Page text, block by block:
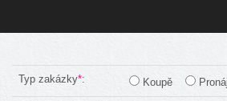
Typ zakázky*: Koupě